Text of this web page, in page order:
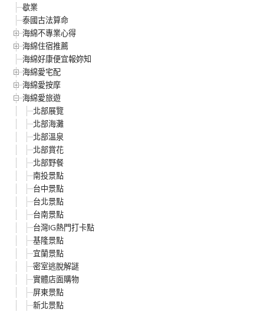
歇業
泰國古法算命
海綿不專業心得
海綿住宿推薦
海綿好康便宜報妳知
海綿愛宅配
海綿愛按摩
海綿愛旅遊
北部展覽
北部海灘
北部溫泉
北部賞花
北部野餐
南投景點
台中景點
台北景點
台南景點
台灣IG熱門打卡點
基隆景點
宜蘭景點
密室逃脫解謎
實體店面購物
屏東景點
新北景點